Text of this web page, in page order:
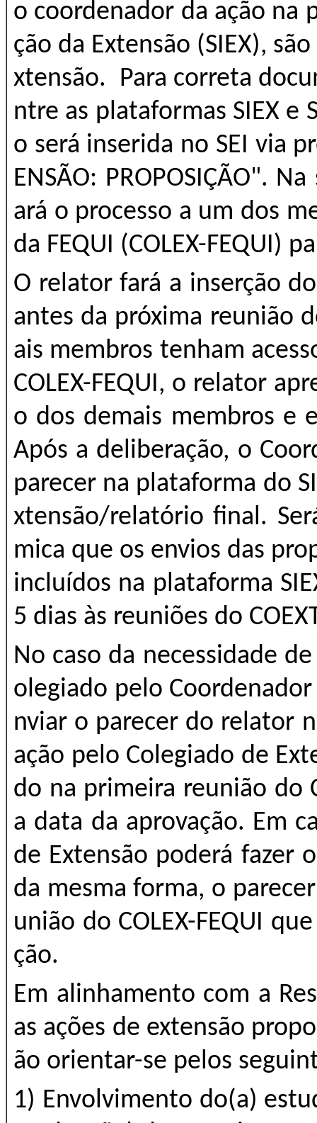
o coordenador da ação na
ção da Extensão (SIEX),
xtensão. Para correta
ntre as plataformas SIEX e
o será inserida no SEI via
ENSÃO: PROPOSIÇÃO".
ará o processo a um dos
da FEQUI (COLEX-FEQUI)
O relator fará a inserção
antes da próxima reunião
ais membros tenham
COLEX-FEQUI, o relator
o dos demais membros e
Após a deliberação, o
parecer na plataforma do
xtensão/relatório final.
mica que os envios das
incluídos na plataforma
5 dias às reuniões do
No caso da necessidade
olegiado pelo
nviar o parecer do relator
ação pelo Colegiado de
do na primeira reunião do
a data da aprovação. Em
de Extensão poderá fazer
da mesma forma, o
união do COLEX-FEQUI
ção.
Em alinhamento com a
as ações de extensão
ão orientar-se pelos
1) Envolvimento do(a)